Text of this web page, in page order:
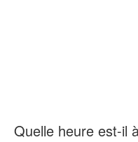
Quelle heure est-il